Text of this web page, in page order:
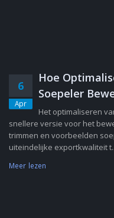
6
Apr
Hoe
Soepeler
Het optimaliseren
snellere versie voor het
trimmen en voorbeelden
uiteindelijke exportkwaliteit
Meer lezen